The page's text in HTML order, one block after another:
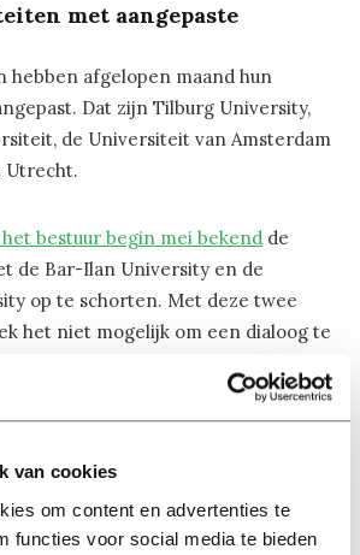
van cookies
om content en advertenties te
functies voor social media te bieden
met aangepaste
hebben afgelopen maand hun
Dat zijn Tilburg University,
de Universiteit van Amsterdam
Utrecht.
bestuur begin mei bekend de
de Bar-Ilan University en de
op te schorten. Met deze twee
het niet mogelijk om een dialoog te
schendingen van
fundamentele vrijheden’. Met de
het advies op van een